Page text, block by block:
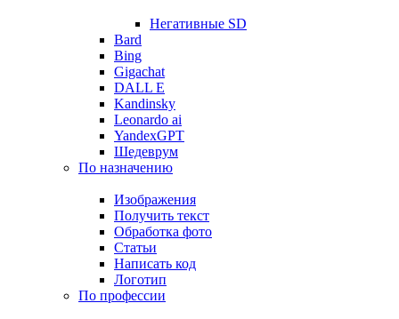
Негативные SD
Bard
Bing
Gigachat
DALL E
Kandinsky
Leonardo ai
YandexGPT
Шедеврум
По назначению
Изображения
Получить текст
Обработка фото
Статьи
Написать код
Логотип
По профессии